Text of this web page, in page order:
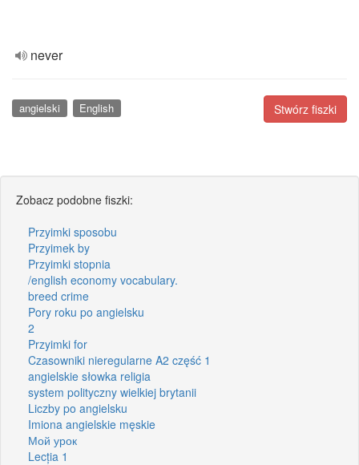
never
Stwórz fiszki
angielski English
Zobacz podobne fiszki:
Przyimki sposobu
Przyimek by
Przyimki stopnia
/english economy vocabulary.
breed crime
Pory roku po angielsku
2
Przyimki for
Czasowniki nieregularne A2 część 1
angielskie słowka religia
system polityczny wielkiej brytanii
Liczby po angielsku
Imiona angielskie męskie
Мой урок
Lecția 1